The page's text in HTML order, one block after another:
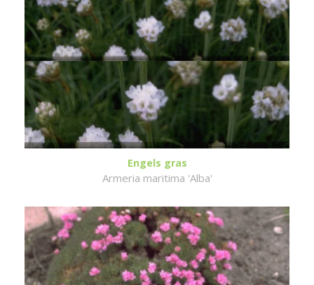
Engels gras
Armeria maritima 'Alba'